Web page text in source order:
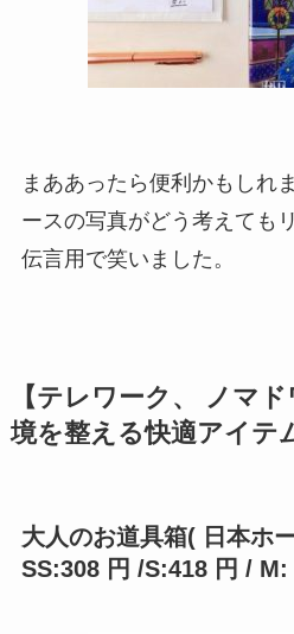
まああったら便利かもしれ
ースの写真がどう考えても
伝言用で笑いました。
【テレワーク、 ノマ
境を整える快適アイテ
大人のお道具箱( 日本ホ
SS:308 円 /S:418 円 /